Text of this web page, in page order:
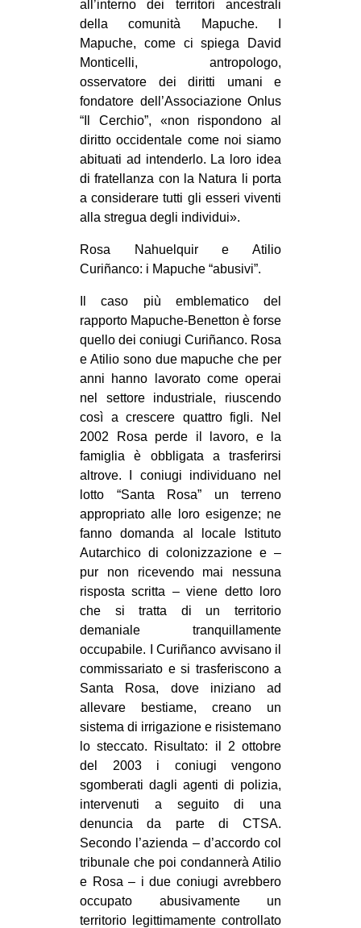
all’interno dei territori ancestrali
della comunità Mapuche. I
Mapuche, come ci spiega David
Monticelli, antropologo,
osservatore dei diritti umani e
fondatore dell’Associazione Onlus
“Il Cerchio”, «non rispondono al
diritto occidentale come noi siamo
abituati ad intenderlo. La loro idea
di fratellanza con la Natura li porta
a considerare tutti gli esseri viventi
alla stregua degli individui».
Rosa Nahuelquir e Atilio
Curiñanco: i Mapuche “abusivi”.
Il caso più emblematico del
rapporto Mapuche-Benetton è forse
quello dei coniugi Curiñanco. Rosa
e Atilio sono due mapuche che per
anni hanno lavorato come operai
nel settore industriale, riuscendo
così a crescere quattro figli. Nel
2002 Rosa perde il lavoro, e la
famiglia è obbligata a trasferirsi
altrove. I coniugi individuano nel
lotto “Santa Rosa” un terreno
appropriato alle loro esigenze; ne
fanno domanda al locale Istituto
Autarchico di colonizzazione e –
pur non ricevendo mai nessuna
risposta scritta – viene detto loro
che si tratta di un territorio
demaniale tranquillamente
occupabile. I Curiñanco avvisano il
commissariato e si trasferiscono a
Santa Rosa, dove iniziano ad
allevare bestiame, creano un
sistema di irrigazione e risistemano
lo steccato. Risultato: il 2 ottobre
del 2003 i coniugi vengono
sgomberati dagli agenti di polizia,
intervenuti a seguito di una
denuncia da parte di CTSA.
Secondo l’azienda – d’accordo col
tribunale che poi condannerà Atilio
e Rosa – i due coniugi avrebbero
occupato abusivamente un
territorio legittimamente controllato